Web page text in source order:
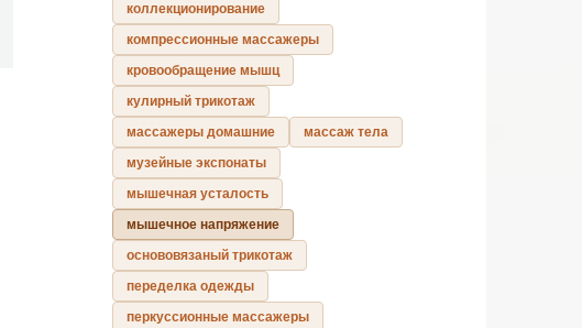
коллекционирование
компрессионные массажеры
кровообращение мышц
кулирный трикотаж
массажеры домашние
массаж тела
музейные экспонаты
мышечная усталость
мышечное напряжение
основовязаный трикотаж
переделка одежды
перкуссионные массажеры